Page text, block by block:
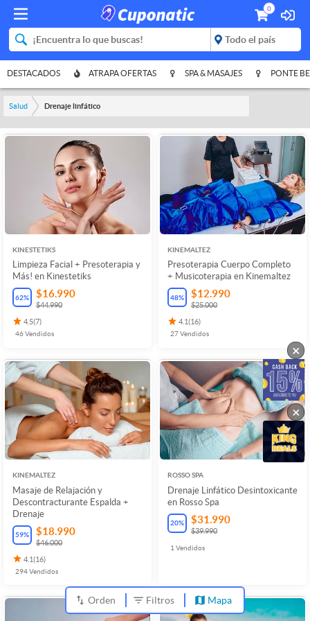
0
DESTACADOS ATRAPA OFERTAS SPA & MASAJES PONTE
Salud Drenaje linfático
KINESTETIKS
Limpieza Facial + Presoterapia y
Más! en Kinestetiks
62% $16.990
$44.990
4.5(7)
46Vendidos
KINEMALTEZ
Presoterapia Cuerpo Completo
+ Musicoterapia en Kinemaltez
48% $12.990
$25.000
4.1(16)
27Vendidos
KINEMALTEZ
Masaje de Relajación y
Descontracturante Espalda +
Drenaje
59% $18.990
$46.000
4.1(16)
294Vendidos
ROSSO SPA
Drenaje Linfático Desintoxicante
en Rosso Spa
20% $31.990
$39.990
1 Vendidos
Orden Filtros Mapa
×
×